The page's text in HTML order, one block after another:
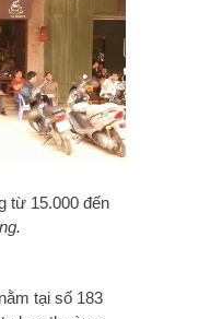
từ 15.000 đến
tại số 183